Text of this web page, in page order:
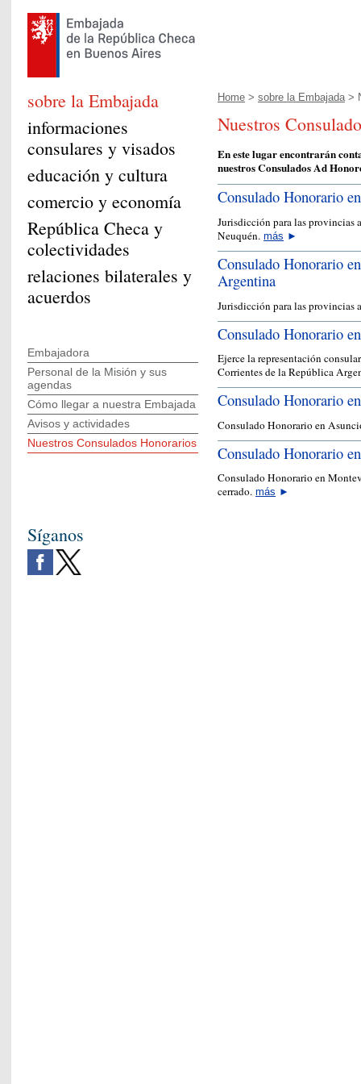
Home > sobre la Embajada>
Nuestros
En este lugar encontrarán
nuestros Consulados Ad
Consulado Honorario
Jurisdicción para las provincias
Neuquén. más ►
Consulado Honorario
Argentina
Jurisdicción para las provincias
Consulado Honorario
Ejerce la representación
Corrientes de la República
Consulado Honorario
Consulado Honorario en
Consulado Honorario
Consulado Honorario en
cerrado. más ►
sobre la Embajada
informaciones
consulares y visados
educación y cultura
comercio y economía
República Checa y
colectividades
relaciones bilaterales y
acuerdos
Embajadora
Personal de la Misión y sus
agendas
Cómo llegar a nuestra Embajada
Avisos y actividades
Nuestros Consulados Honorarios
Síganos